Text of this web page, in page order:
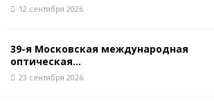
12 сентября 2026
39-я Московская международная
оптическая...
23 сентября 2026